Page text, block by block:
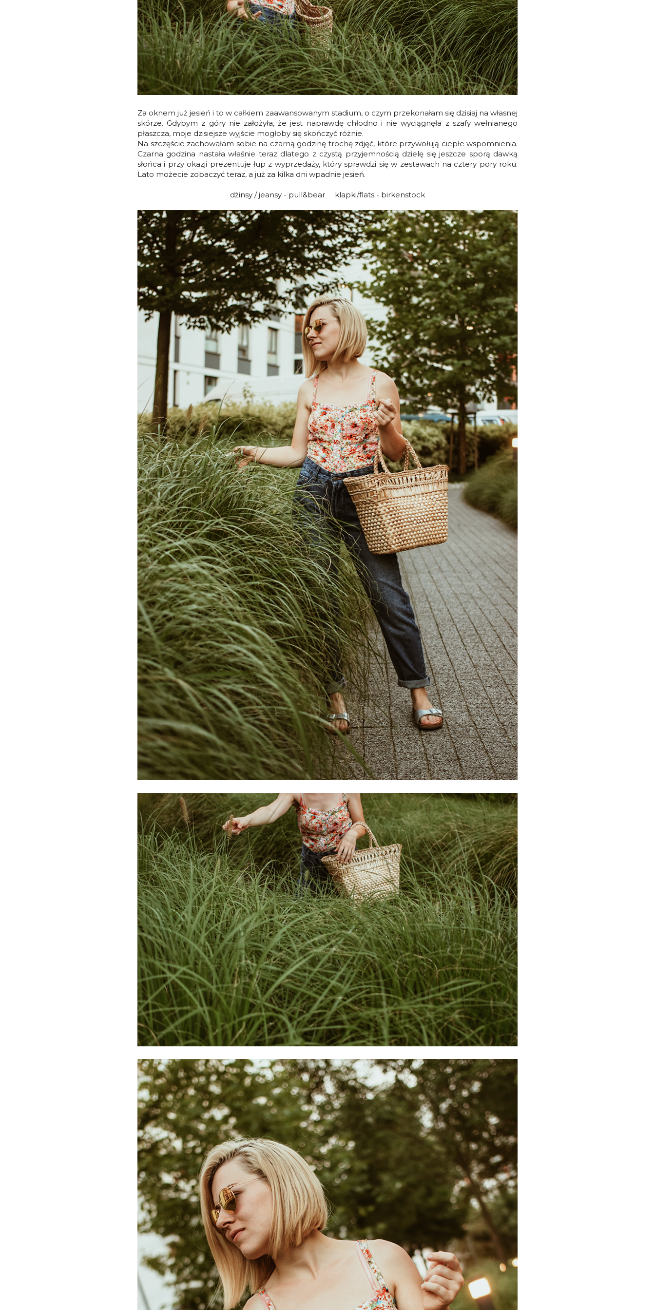
Za oknem już jesień i to w całkiem zaawansowanym stadium, o czym przekonałam się dzisiaj na własnej
skórze. Gdybym z góry nie założyła, że jest naprawdę chłodno i nie wyciągnęła z szafy wełnianego
płaszcza, moje dzisiejsze wyjście mogłoby się skończyć różnie.
Na szczęście zachowałam sobie na czarną godzinę trochę zdjęć, które przywołują ciepłe wspomnienia.
Czarna godzina nastała właśnie teraz dlatego z czystą przyjemnością dzielę się jeszcze sporą dawką
słońca i przy okazji prezentuje łup z wyprzedaży, który sprawdzi się w zestawach na cztery pory roku.
Lato możecie zobaczyć teraz, a już za kilka dni wpadnie jesień.
dżinsy / jeansy - pull&bear klapki/flats - birkenstock